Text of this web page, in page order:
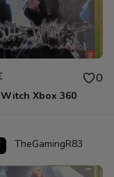
0
Xbox 360
TheGamingR83